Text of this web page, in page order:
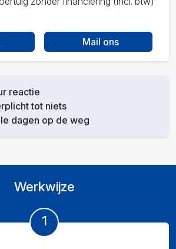
Mail ons
reactie
tot niets
dagen op de weg
Werkwijze
1